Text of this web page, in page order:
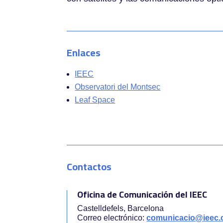
Enlaces
IEEC
Observatori del Montsec
Leaf Space
Contactos
Oficina de Comunicación del IEEC
Castelldefels, Barcelona
Correo electrónico: